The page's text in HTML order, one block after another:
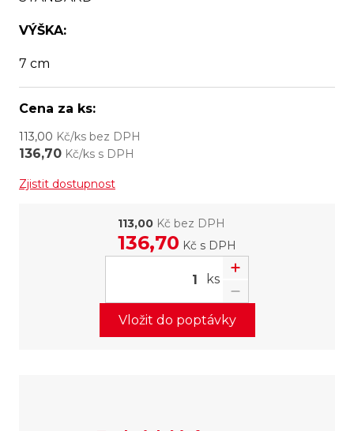
VÝŠKA:
7 cm
Cena za ks:
113,00 Kč/ks bez DPH
136,70 Kč/ks s DPH
Zjistit dostupnost
113,00 Kč bez DPH
136,70 Kč s DPH
ks
Vložit do poptávky